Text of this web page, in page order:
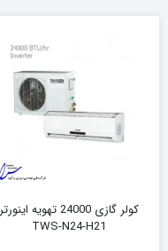
کولر گازی 24000 تهویه اینورتر
TWS-N24-H21